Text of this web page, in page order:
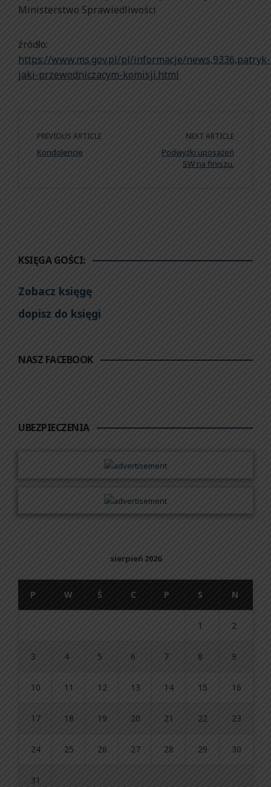
Ministerstwo Sprawiedliwości
źródło:
https://www.ms.gov.pl/pl/informacje/news,9336,patryk-
jaki-przewodniczacym-komisji.html
PREVIOUS ARTICLE
Kondolencje
NEXT ARTICLE
Podwyżki uposażeń
SW na finiszu.
KSIĘGA GOŚCI:
Zobacz księgę
dopisz do księgi
NASZ FACEBOOK
UBEZPIECZENIA
sierpień 2026
P W Ś C P S N
1 2
3 4 5 6 7 8 9
10 11 12 13 14 15 16
17 18 19 20 21 22 23
24 25 26 27 28 29 30
31